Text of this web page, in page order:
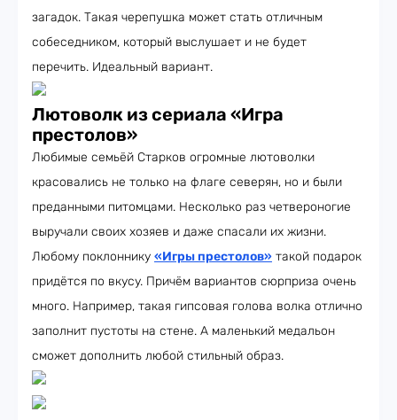
загадок. Такая черепушка может стать отличным
собеседником, который выслушает и не будет
перечить. Идеальный вариант.
Лютоволк из сериала «Игра
престолов»
Любимые семьёй Старков огромные лютоволки
красовались не только на флаге северян, но и были
преданными питомцами. Несколько раз четвероногие
выручали своих хозяев и даже спасали их жизни.
Любому поклоннику «Игры престолов» такой подарок
придётся по вкусу. Причём вариантов сюрприза очень
много. Например, такая гипсовая голова волка отлично
заполнит пустоты на стене. А маленький медальон
сможет дополнить любой стильный образ.